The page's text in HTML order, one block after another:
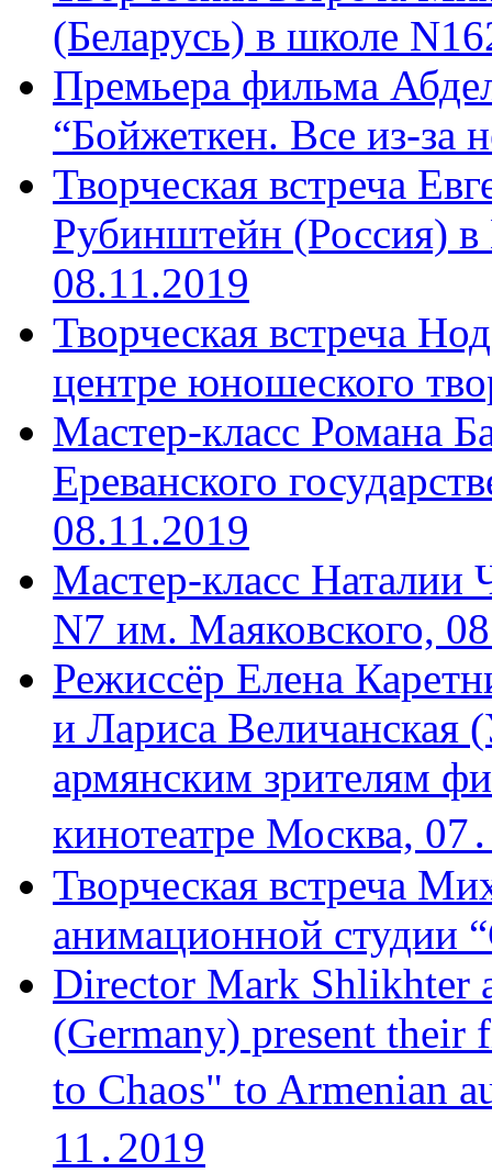
(Беларусь) в школе
Премьера фильма
“Бойжеткен. Все из-за
Творческая встреча
Рубинштейн (Россия)
08.11.2019
Творческая встреча
центре юношеского
Мастер-класс Романа
Ереванского
08.11.2019
Мастер-класс
N7 им. Маяковского,
Режиссёр Елена
и Лариса Величанская
армянским зрителям
кинотеатре Москва,
Творческая встреча
анимационной студии
Director Mark Shlikhter
(Germany) present
to Chaos" to Armenian
11․2019